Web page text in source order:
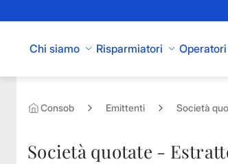
Chi siamo Risparmiatori Operatori
Consob Emittenti Società
Società quotate -